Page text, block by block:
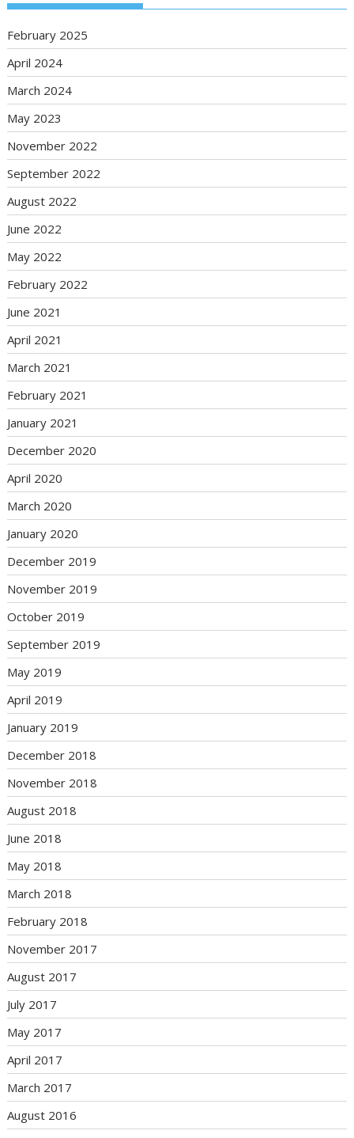
February 2025
April 2024
March 2024
May 2023
November 2022
September 2022
August 2022
June 2022
May 2022
February 2022
June 2021
April 2021
March 2021
February 2021
January 2021
December 2020
April 2020
March 2020
January 2020
December 2019
November 2019
October 2019
September 2019
May 2019
April 2019
January 2019
December 2018
November 2018
August 2018
June 2018
May 2018
March 2018
February 2018
November 2017
August 2017
July 2017
May 2017
April 2017
March 2017
August 2016